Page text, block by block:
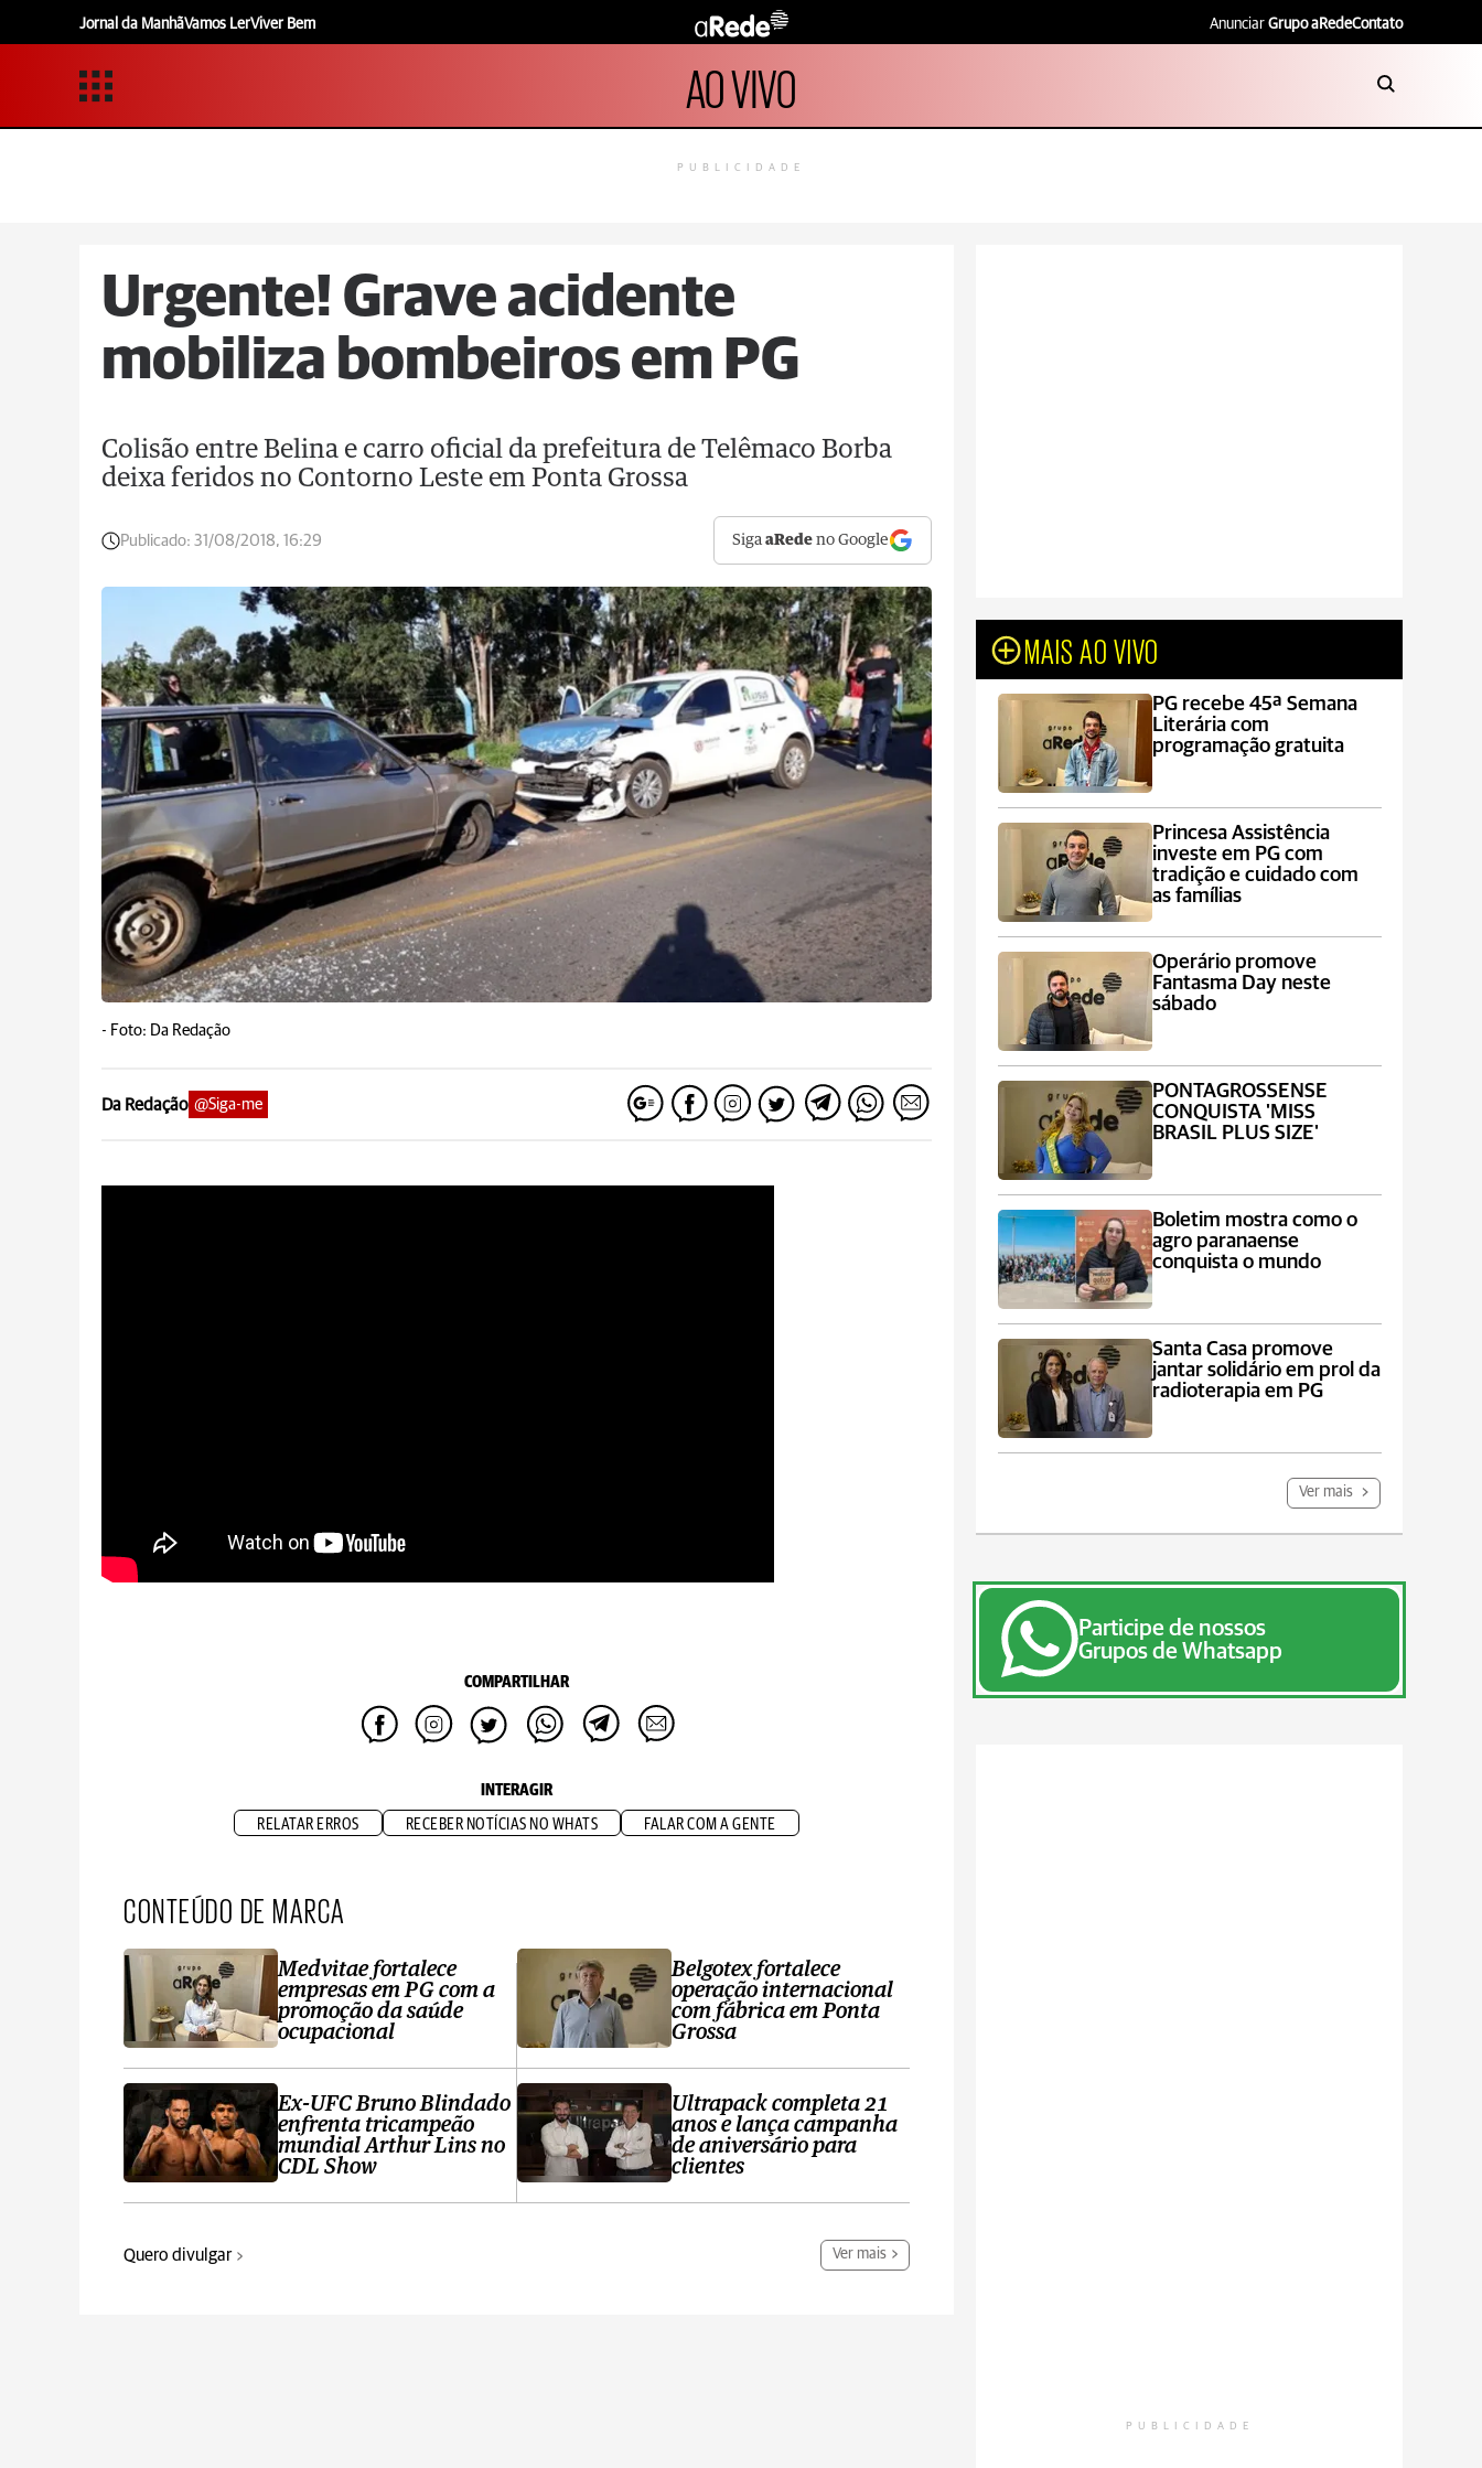
Jornal da ManhãVamos LerViver Bem Anunciar Grupo aRedeContato
AO VIVO
PUBLICIDADE
Urgente! Grave acidente
mobiliza bombeiros em PG
Colisão entre Belina e carro oficial da prefeitura de Telêmaco Borba
deixa feridos no Contorno Leste em Ponta Grossa
Publicado: 31/08/2018, 16:29 SigaaRede no Google
- Foto: Da Redação
Da Redação @Siga-me
COMPARTILHAR
INTERAGIR
RELATAR ERROS RECEBER NOTÍCIAS NO WHATS FALAR COM A GENTE
CONTEÚDO DE MARCA
Medvitae fortalece
empresas em PG com a
promoção da saúde
ocupacional
Ex-UFC Bruno Blindado
enfrenta tricampeão
mundial Arthur Lins no
CDL Show
Belgotex fortalece
operação internacional
com fábrica em Ponta
Grossa
Ultrapack completa 21
anos e lança campanha
de aniversário para
clientes
Quero divulgar Ver mais
MAIS AO VIVO
PG recebe 45ª Semana
Literária com
programação gratuita
Princesa Assistência
investe em PG com
tradição e cuidado com
as famílias
Operário promove
Fantasma Day neste
sábado
PONTAGROSSENSE
CONQUISTA 'MISS
BRASIL PLUS SIZE'
Boletim mostra como o
agro paranaense
conquista o mundo
Santa Casa promove
jantar solidário em prol da
radioterapia em PG
Ver mais
Participe de nossos
Grupos de Whatsapp
PUBLICIDADE